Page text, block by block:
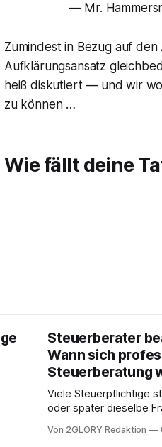
— Mr.
Zumindest in Bezug auf
Aufklärungsansatz
heiß diskutiert — und wir
zu können …
Wie fällt deine
Steuerberater
Wann sich
Steuerberatung
Viele Steuerpflichtige
oder später dieselbe
sich die
Von 2GLORY Redaktion